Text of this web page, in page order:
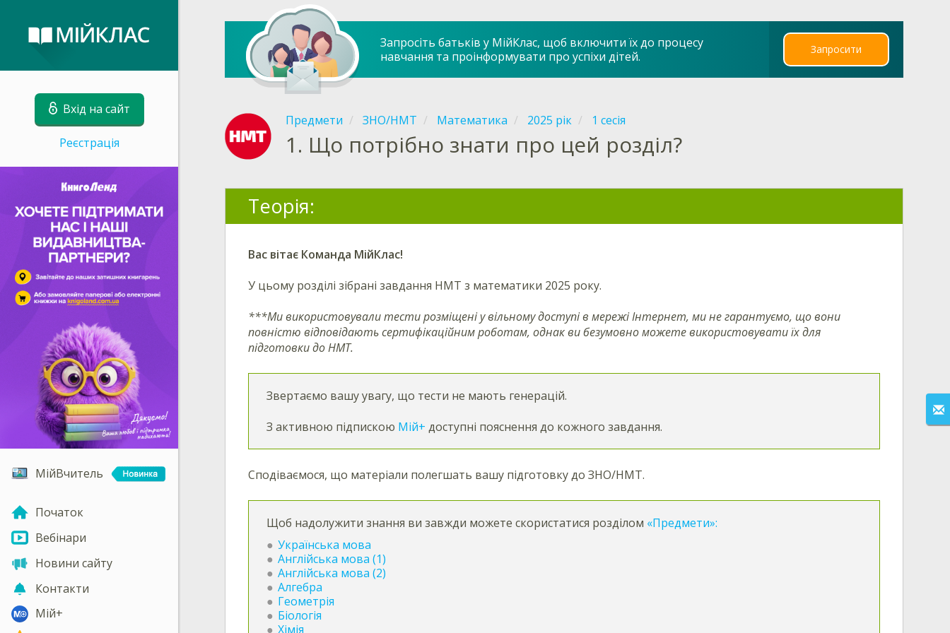
Вхід на сайт
Реєстрація
МійВчитель
Початок
Вебінари
Новини сайту
Контакти
Мій+
Запросіть батьків у МійКлас, щоб включити їх до процесу
навчання та проінформувати про успіхи дітей.
Запросити
Предмети ЗНО/НМТ Математика 2025 рік 1 сесія
1. Що потрібно знати про цей розділ?
Теорія:
Вас вітає Команда МійКлас!
У цьому розділі зібрані завдання НМТ з математики 2025 року.
***Ми використовували тести розміщені у вільному доступі в мережі Інтернет, ми не гарантуємо, що вони
повністю відповідають сертифікаційним роботам, однак ви безумовно можете використовувати їх для
підготовки до НМТ.
Звертаємо вашу увагу, що тести не мають генерацій.
З активною підпискою Мій+ доступні пояснення до кожного завдання.
Сподіваємося, що матеріали полегшать вашу підготовку до ЗНО/НМТ.
Щоб надолужити знання ви завжди можете скористатися розділом «Предмети»:
Українська мова
Англійська мова (1)
Англійська мова (2)
Алгебра
Геометрія
Біологія
Хімія